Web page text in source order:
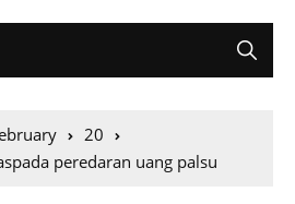
20
peredaran uang palsu